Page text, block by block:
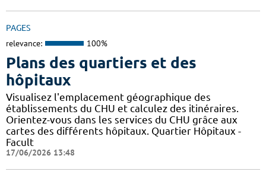
PAGES
relevance: 100%
Plans des quartiers et des
hôpitaux
Visualisez l'emplacement géographique des
établissements du CHU et calculez des itinéraires.
Orientez-vous dans les services du CHU grâce aux
cartes des différents hôpitaux. Quartier Hôpitaux -
Facult
17/06/2026 13:48